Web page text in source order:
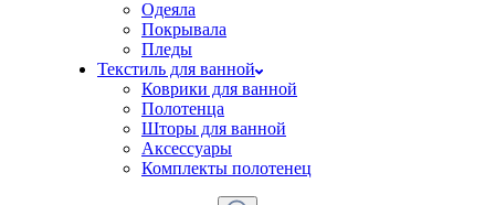
Одеяла
Покрывала
Пледы
Текстиль для ванной
Коврики для ванной
Полотенца
Шторы для ванной
Аксессуары
Комплекты полотенец